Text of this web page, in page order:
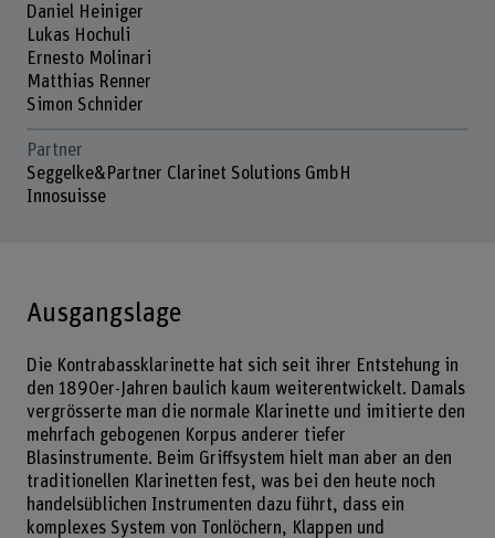
Daniel Heiniger
Lukas Hochuli
Ernesto Molinari
Matthias Renner
Simon Schnider
Partner
Seggelke&Partner Clarinet Solutions GmbH
Innosuisse
Ausgangslage
Die Kontrabassklarinette hat sich seit ihrer Entstehung in
den 1890er-Jahren baulich kaum weiterentwickelt. Damals
vergrösserte man die normale Klarinette und imitierte den
mehrfach gebogenen Korpus anderer tiefer
Blasinstrumente. Beim Griffsystem hielt man aber an den
traditionellen Klarinetten fest, was bei den heute noch
handelsüblichen Instrumenten dazu führt, dass ein
komplexes System von Tonlöchern, Klappen und